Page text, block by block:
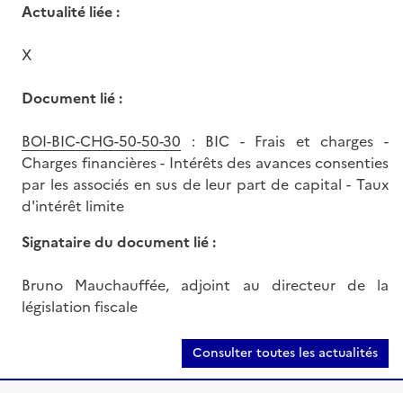
Actualité liée :
X
Document lié :
BOI-BIC-CHG-50-50-30 : BIC - Frais et charges -
Charges financières - Intérêts des avances consenties
par les associés en sus de leur part de capital - Taux
d'intérêt limite
Signataire du document lié :
Bruno Mauchauffée, adjoint au directeur de la
législation fiscale
Consulter toutes les actualités